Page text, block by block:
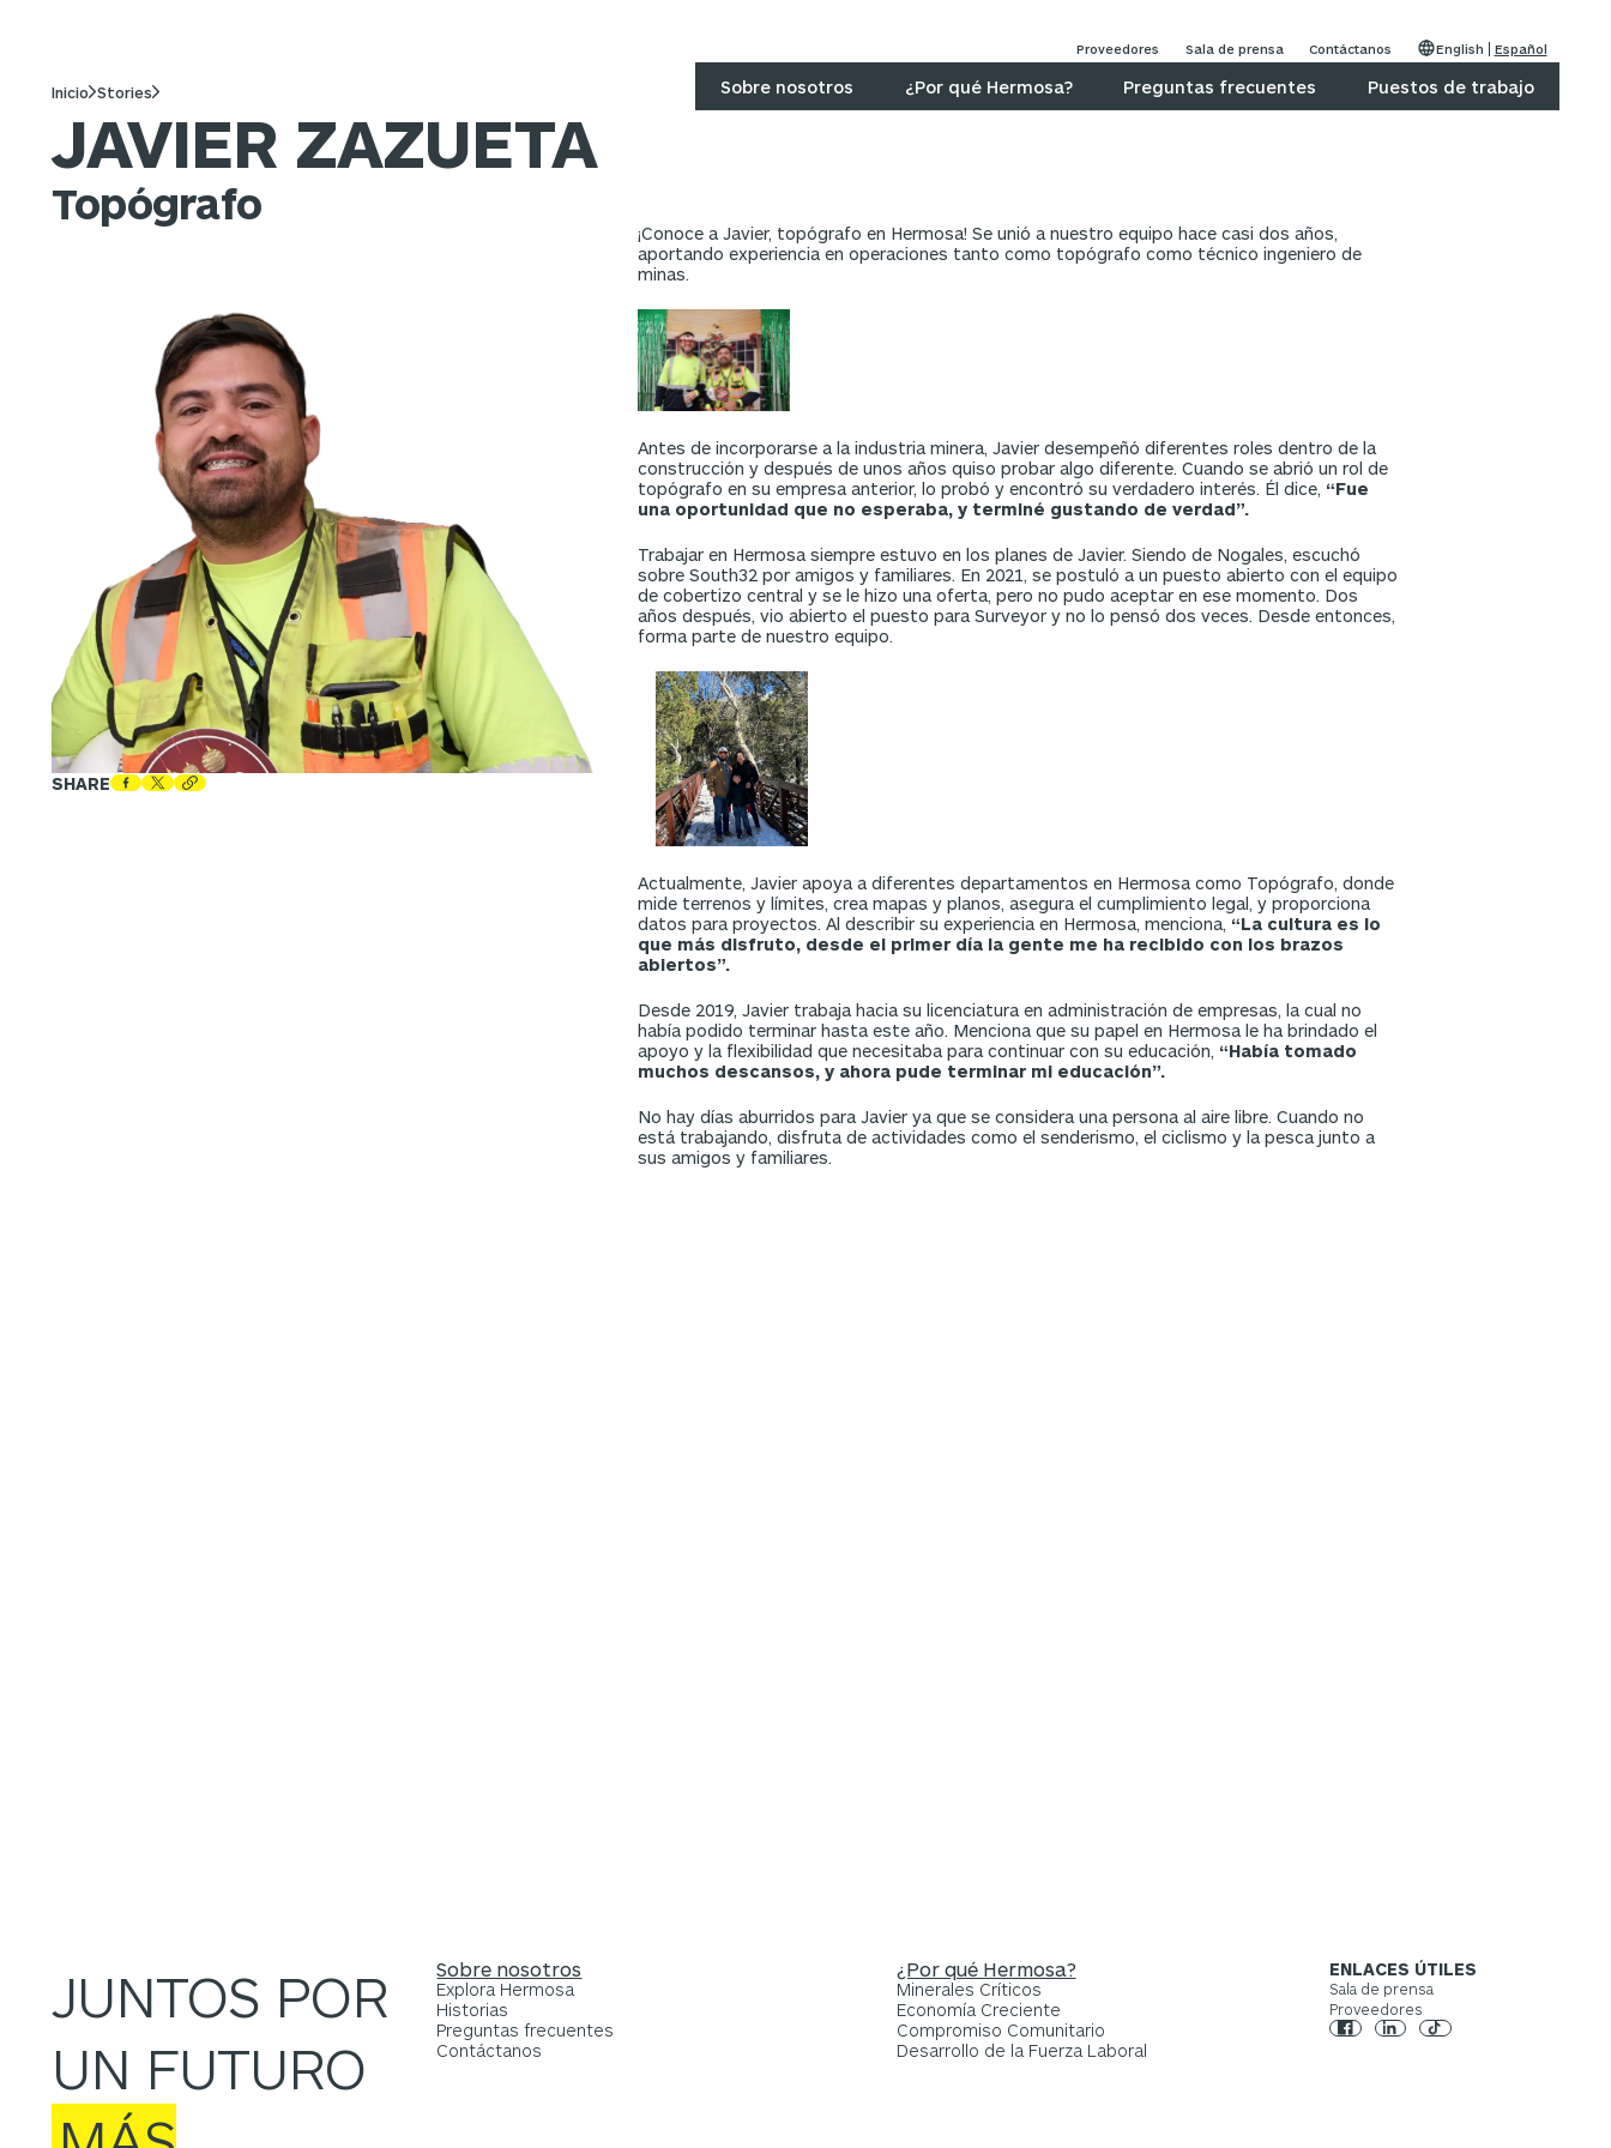
Proveedores Sala de prensa Contáctanos English Español
Sobre nosotros ¿Por qué Hermosa? Preguntas frecuentes Puestos de trabajo
Inicio Stories
JAVIER ZAZUETA
Topógrafo
SHARE
¡Conoce a Javier, topógrafo en Hermosa! Se unió a nuestro equipo hace casi dos años,
aportando experiencia en operaciones tanto como topógrafo como técnico ingeniero de
minas.
Antes de incorporarse a la industria minera, Javier desempeñó diferentes roles dentro de la
construcción y después de unos años quiso probar algo diferente. Cuando se abrió un rol de
topógrafo en su empresa anterior, lo probó y encontró su verdadero interés. Él dice, “Fue
una oportunidad que no esperaba, y terminé gustando de verdad”.
Trabajar en Hermosa siempre estuvo en los planes de Javier. Siendo de Nogales, escuchó
sobre South32 por amigos y familiares. En 2021, se postuló a un puesto abierto con el equipo
de cobertizo central y se le hizo una oferta, pero no pudo aceptar en ese momento. Dos
años después, vio abierto el puesto para Surveyor y no lo pensó dos veces. Desde entonces,
forma parte de nuestro equipo.
Actualmente, Javier apoya a diferentes departamentos en Hermosa como Topógrafo, donde
mide terrenos y límites, crea mapas y planos, asegura el cumplimiento legal, y proporciona
datos para proyectos. Al describir su experiencia en Hermosa, menciona, “La cultura es lo
que más disfruto, desde el primer día la gente me ha recibido con los brazos
abiertos”.
Desde 2019, Javier trabaja hacia su licenciatura en administración de empresas, la cual no
había podido terminar hasta este año. Menciona que su papel en Hermosa le ha brindado el
apoyo y la flexibilidad que necesitaba para continuar con su educación, “Había tomado
muchos descansos, y ahora pude terminar mi educación”.
No hay días aburridos para Javier ya que se considera una persona al aire libre. Cuando no
está trabajando, disfruta de actividades como el senderismo, el ciclismo y la pesca junto a
sus amigos y familiares.
JUNTOS POR
UN FUTURO
Sobre nosotros
Explora Hermosa
Historias
Preguntas frecuentes
Contáctanos
¿Por qué Hermosa?
Minerales Críticos
Economía Creciente
Compromiso Comunitario
Desarrollo de la Fuerza Laboral
ENLACES ÚTILES
Sala de prensa
Proveedores